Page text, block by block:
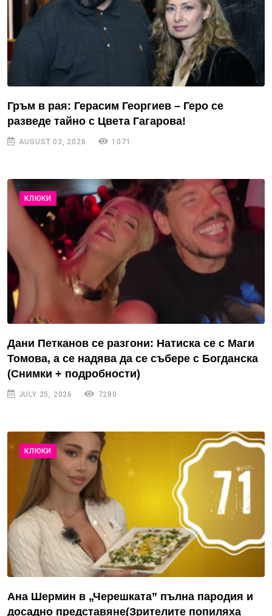
Гръм в рая: Герасим Георгиев – Геро се
разведе тайно с Цвета Гагарова!
AUGUST 03, 2026 1071
КЛЮКИ
Дани Петканов се разгони: Натиска се с Маги
Томова, а се надява да се събере с Богданска
(Снимки + подробности)
JULY 25, 2026 7280
КЛЮКИ
Ана Шермин в „Черешката” пълна пародия и
досадно представяне(Зрителите попиляха